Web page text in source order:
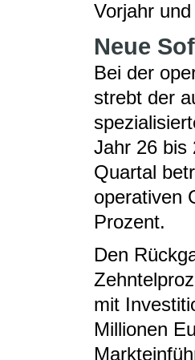
Vorjahr
Neue
Bei der
strebt der
Jahr 26 bis
Quartal
operativen
Prozent.
Den
mit
Millionen